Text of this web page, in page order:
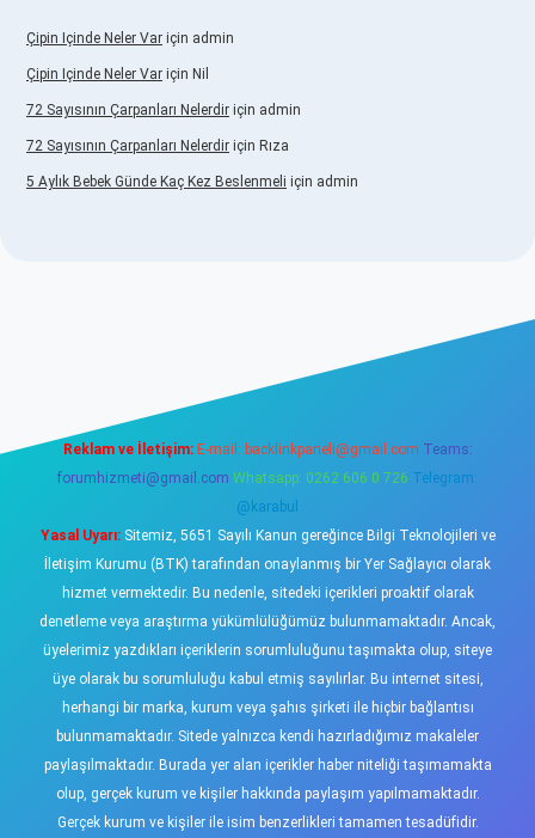
Çipin Içinde Neler Var için admin
Çipin Içinde Neler Var için Nil
72 Sayısının Çarpanları Nelerdir için admin
72 Sayısının Çarpanları Nelerdir için Rıza
5 Aylık Bebek Günde Kaç Kez Beslenmeli için admin
Reklam ve İletişim: E-mail: backlinkpaneli@gmail.com Teams:
forumhizmeti@gmail.com Whatsapp: 0262 606 0 726 Telegram:
@karabul
Yasal Uyarı:Sitemiz, 5651 Sayılı Kanun gereğince Bilgi Teknolojileri ve
İletişim Kurumu (BTK) tarafından onaylanmış bir Yer Sağlayıcı olarak
hizmet vermektedir. Bu nedenle, sitedeki içerikleri proaktif olarak
denetleme veya araştırma yükümlülüğümüz bulunmamaktadır. Ancak,
üyelerimiz yazdıkları içeriklerin sorumluluğunu taşımakta olup, siteye
üye olarak bu sorumluluğu kabul etmiş sayılırlar. Bu internet sitesi,
herhangi bir marka, kurum veya şahıs şirketi ile hiçbir bağlantısı
bulunmamaktadır. Sitede yalnızca kendi hazırladığımız makaleler
paylaşılmaktadır. Burada yer alan içerikler haber niteliği taşımamakta
olup, gerçek kurum ve kişiler hakkında paylaşım yapılmamaktadır.
Gerçek kurum ve kişiler ile isim benzerlikleri tamamen tesadüfidir.